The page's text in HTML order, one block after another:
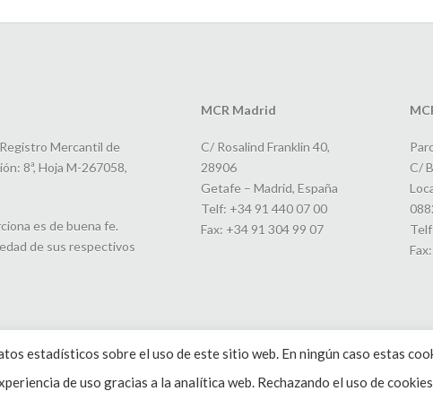
Mercantil de
8ª, Hoja M-267058,
es de buena fe.
de sus respectivos
MCR Madrid
C/ Rosalind Franklin 40,
28906
Getafe – Madrid, España
Telf: +34 91 440 07 00
Fax: +34 91 304 99 07
C/
estadísticos sobre el uso de este sitio web. En ningún caso estas
de uso gracias a la analítica web. Rechazando el uso de